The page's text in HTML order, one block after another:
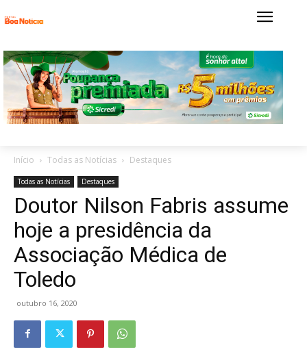
Início Todas as Notícias Destaques
Todas as Notícias Destaques
Doutor Nilson Fabris assume
hoje a presidência da
Associação Médica de
Toledo
outubro 16, 2020